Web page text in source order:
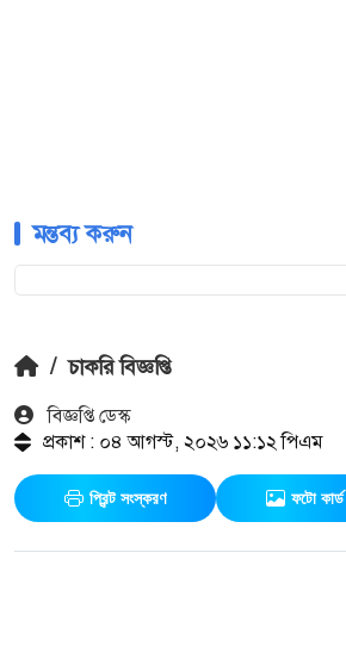
মন্তব্য করুন
/ চাকরি বিজ্ঞপ্তি
বিজ্ঞপ্তি ডেস্ক
প্রকাশ : ০৪ আগস্ট, ২০২৬ ১১:১২ পিএম
প্রিন্ট সংস্করণ ফটো কার্ড